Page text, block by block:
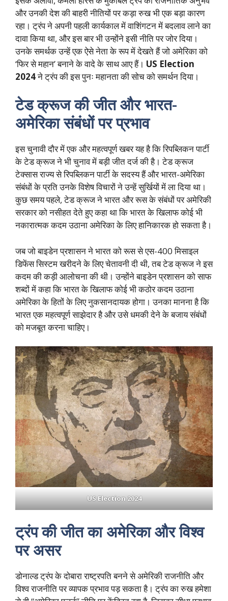
और उनकी देश की बाहरी नीतियों पर कड़ा रुख भी एक बड़ा कारण
रहा। ट्रंप ने अपनी पहली कार्यकाल में वाशिंगटन में बदलाव लाने का
दावा किया था, और इस बार भी उन्होंने इसी नीति पर जोर दिया।
उनके समर्थक उन्हें एक ऐसे नेता के रूप में देखते हैं जो अमेरिका को
‘फिर से महान’ बनाने के वादे के साथ आए हैं। US Election
2024ने ट्रंप की इस पुनः महानता की सोच को समर्थन दिया।
टेड क्रूज की जीत और भारत-
अमेरिका संबंधों पर प्रभाव
इस चुनावी दौर में एक और महत्वपूर्ण खबर यह है कि रिपब्लिकन पार्टी
के टेड क्रूज ने भी चुनाव में बड़ी जीत दर्ज की है। टेड क्रूज
टेक्सास राज्य से रिपब्लिकन पार्टी के सदस्य हैं और भारत-अमेरिका
संबंधों के प्रति उनके विशेष विचारों ने उन्हें सुर्खियों में ला दिया था।
कुछ समय पहले, टेड क्रूज ने भारत और रूस के संबंधों पर अमेरिकी
सरकार को नसीहत देते हुए कहा था कि भारत के खिलाफ कोई भी
नकारात्मक कदम उठाना अमेरिका के लिए हानिकारक हो सकता है।
जब जो बाइडेन प्रशासन ने भारत को रूस से एस-400 मिसाइल
डिफेंस सिस्टम खरीदने के लिए चेतावनी दी थी, तब टेड क्रूज ने इस
कदम की कड़ी आलोचना की थी। उन्होंने बाइडेन प्रशासन को साफ
शब्दों में कहा कि भारत के खिलाफ कोई भी कठोर कदम उठाना
अमेरिका के हितों के लिए नुकसानदायक होगा। उनका मानना है कि
भारत एक महत्वपूर्ण साझेदार है और उसे धमकी देने के बजाय संबंधों
को मजबूत करना चाहिए।
US Election 2024
ट्रंप की जीत का अमेरिका और विश्व
पर असर
डोनाल्ड ट्रंप के दोबारा राष्ट्रपति बनने से अमेरिकी राजनीति और
विश्व राजनीति पर व्यापक प्रभाव पड़ सकता है। ट्रंप का रुख हमेशा